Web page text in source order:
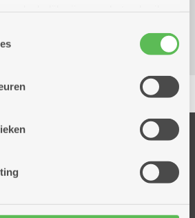
toestemming nodig. Sommige
door derde partijen die een
gebruik van onze
gegevens combineren met andere
10